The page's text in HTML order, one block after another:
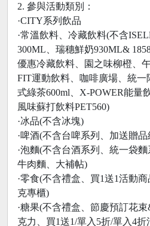
2. 參與活動類別：
·CITY系列飲品
·常溫飲料、冷藏飲料(不含
300ML、瑞穗鮮奶930ML&
優惠冷藏飲料、園之味柳橙、
FIT運動飲料、咖啡廣場、統一
式綠茶600ml、X-POWER能量
風味蘇打飲料PET560)
·冰品(不含冰塊)
·啤酒(不含台啤系列、加送贈
·泡麵(不含台酒系列、統一袋
牛肉麵、大補帖)
·零食(不含禮盒、買1送1活動
克專櫃)
·糖果(不含禮盒、節慶預訂花
克力、買1送1/單入5折/單入4折